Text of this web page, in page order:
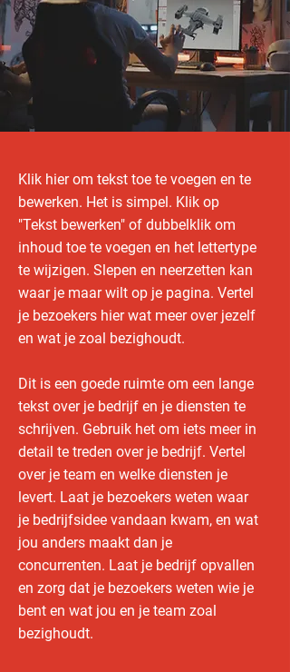
Klik hier om tekst toe te voegen en te
bewerken. Het is simpel. Klik op
"Tekst bewerken" of dubbelklik om
inhoud toe te voegen en het lettertype
te wijzigen. Slepen en neerzetten kan
waar je maar wilt op je pagina. Vertel
je bezoekers hier wat meer over jezelf
en wat je zoal bezighoudt.
Dit is een goede ruimte om een lange
tekst over je bedrijf en je diensten te
schrijven. Gebruik het om iets meer in
detail te treden over je bedrijf. Vertel
over je team en welke diensten je
levert. Laat je bezoekers weten waar
je bedrijfsidee vandaan kwam, en wat
jou anders maakt dan je
concurrenten. Laat je bedrijf opvallen
en zorg dat je bezoekers weten wie je
bent en wat jou en je team zoal
bezighoudt.